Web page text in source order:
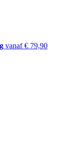
vanaf € 79,90